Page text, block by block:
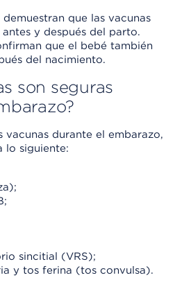
que las vacunas
y después del parto.
que el bebé también
del nacimiento.
son seguras
vacunas durante el embarazo,
lo siguiente:
sincitial (VRS);
y tos ferina (tos convulsa).